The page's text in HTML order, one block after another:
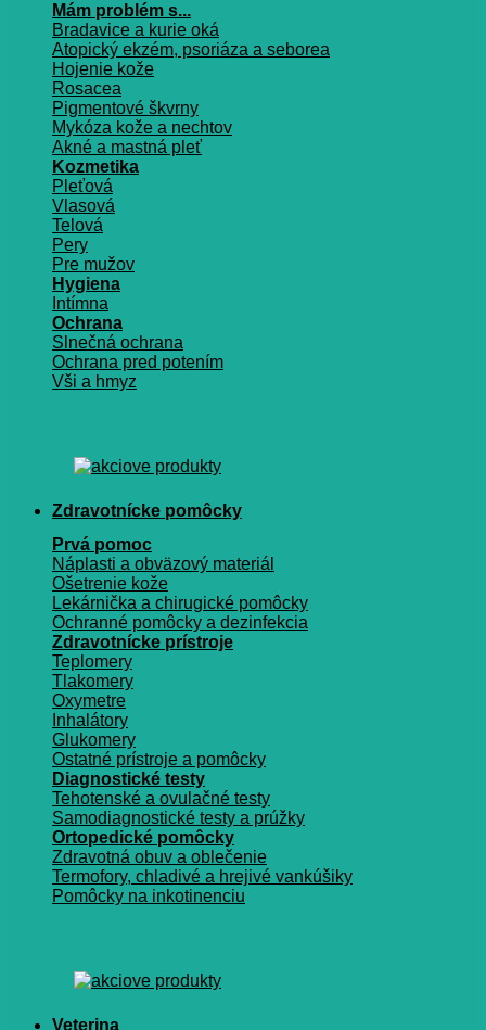
Mám problém s...
Bradavice a kurie oká
Atopický ekzém, psoriáza a seborea
Hojenie kože
Rosacea
Pigmentové škvrny
Mykóza kože a nechtov
Akné a mastná pleť
Kozmetika
Pleťová
Vlasová
Telová
Pery
Pre mužov
Hygiena
Intímna
Ochrana
Slnečná ochrana
Ochrana pred potením
Vši a hmyz
Zdravotnícke pomôcky
Prvá pomoc
Náplasti a obväzový materiál
Ošetrenie kože
Lekárnička a chirugické pomôcky
Ochranné pomôcky a dezinfekcia
Zdravotnícke prístroje
Teplomery
Tlakomery
Oxymetre
Inhalátory
Glukomery
Ostatné prístroje a pomôcky
Diagnostické testy
Tehotenské a ovulačné testy
Samodiagnostické testy a prúžky
Ortopedické pomôcky
Zdravotná obuv a oblečenie
Termofory, chladivé a hrejivé vankúšiky
Pomôcky na inkotinenciu
Veterina